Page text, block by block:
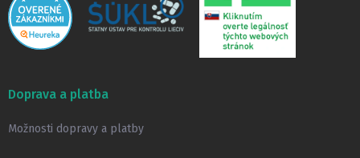
Doprava a platba
Možnosti dopravy a platby